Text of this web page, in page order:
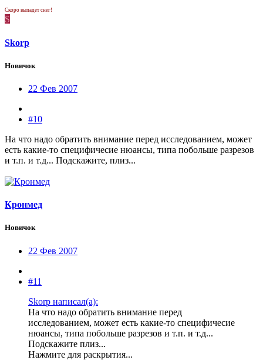
Скоро выпадет снег!
S
Skorp
Новичок
22 Фев 2007
#10
На что надо обратить внимание перед исследованием, может
есть какие-то специфичесие нюансы, типа побольше разрезов
и т.п. и т.д... Подскажите, плиз...
Кронмед
Новичок
22 Фев 2007
#11
Skorp написал(а):
На что надо обратить внимание перед
исследованием, может есть какие-то специфичесие
нюансы, типа побольше разрезов и т.п. и т.д...
Подскажите плиз...
Нажмите для раскрытия...